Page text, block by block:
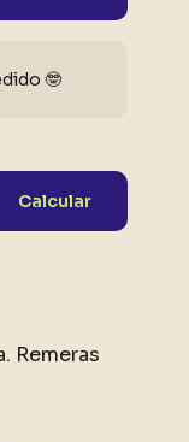
🤓
Calcular
Remeras